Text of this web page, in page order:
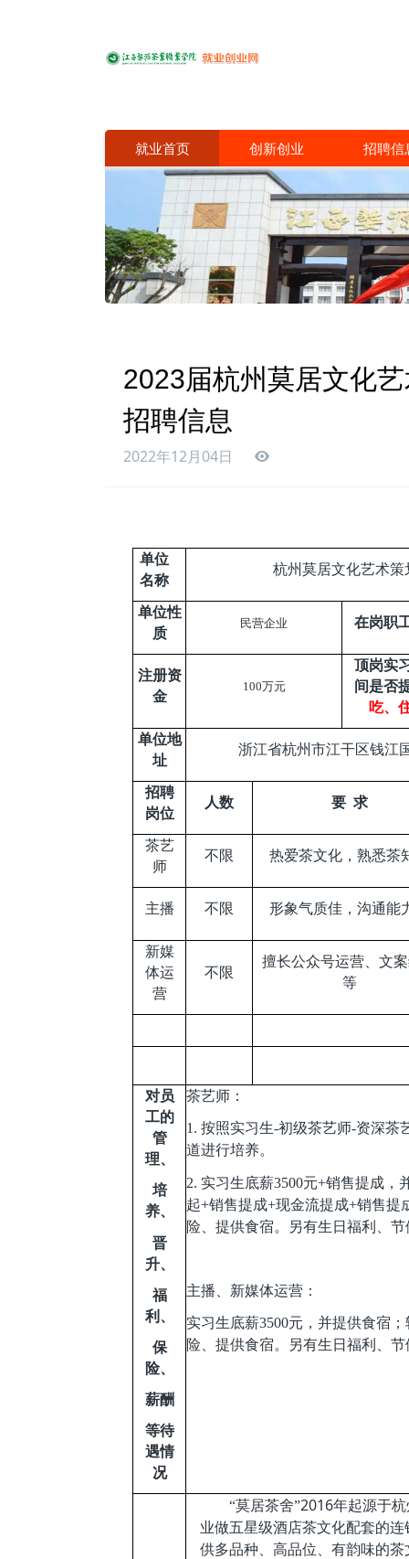
就业首页 创新创业 招聘信
2023届杭州莫居文化
招聘信息
2022年12月04日
单位
名称
杭州莫居文化艺术策
单位性
质
民营企业 在岗职
注册资
金
100万元
顶岗实
间是否
吃、
单位地
址
浙江省杭州市江干区钱江
招聘
岗位
人数 要 求
茶艺
师
不限 热爱茶文化，熟悉茶
主播 不限 形象气质佳，沟通能
新媒
体运
营
不限
擅长公众号运营、文
等
对员
工的
管
理、
培
养、
晋
升、
福
利、
保
险、
薪酬
等待
遇情
况
茶艺师：
1. 按照实习生-初级茶艺师-资深茶
道进行培养。
2. 实习生底薪3500元+销售提成，
起+销售提成+现金流提成+销售提
险、提供食宿。另有生日福利、
主播、新媒体运营：
实习生底薪3500元，并提供食宿
险、提供食宿。另有生日福利、
“莫居茶舍”2016年起源于
业做五星级酒店茶文化配套的
供多品种、高品位、有韵味的